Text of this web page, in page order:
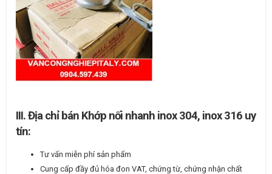
III. Địa chỉ bán Khớp nối nhanh inox 304, inox 316 uy
tín:
Tư vấn miễn phí sản phẩm
Cung cấp đầy đủ hóa đon VAT, chứng từ, chứng nhận chất